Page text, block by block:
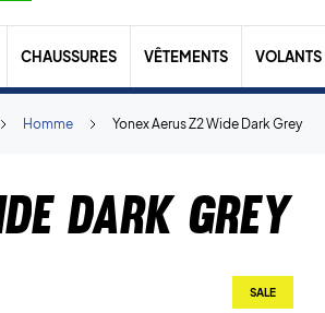
CHAUSSURES VÊTEMENTS VOLANTS
Yonex Aerus Z2 Wide Dark Grey
Homme
Dark Grey
SALE